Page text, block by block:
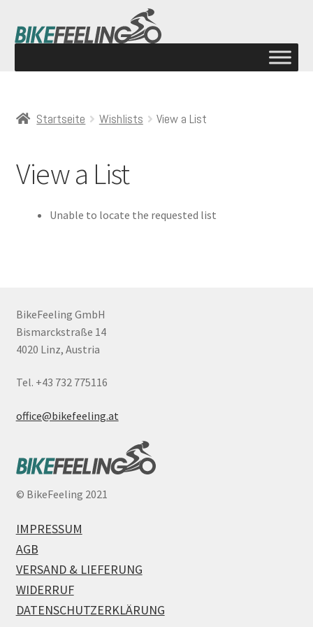
Startseite Wishlists View a List
View a List
Unable to locate the requested list
BikeFeeling GmbH
Bismarckstraße 14
4020 Linz, Austria
Tel. +43 732 775116
office@bikefeeling.at
© BikeFeeling 2021
IMPRESSUM
AGB
VERSAND & LIEFERUNG
WIDERRUF
DATENSCHUTZERKLÄRUNG